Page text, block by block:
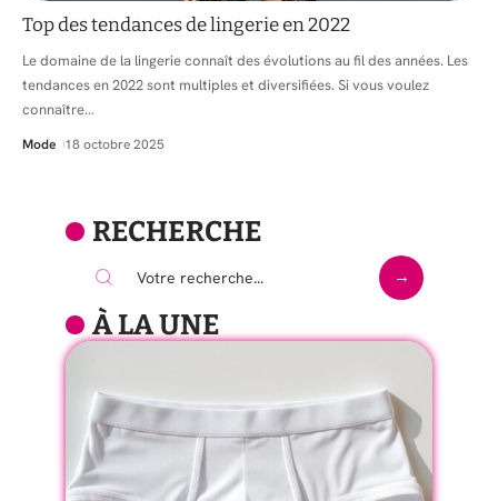
Top des tendances de lingerie en 2022
Le domaine de la lingerie connaît des évolutions au fil des années. Les
tendances en 2022 sont multiples et diversifiées. Si vous voulez
connaître…
Mode 18 octobre 2025
RECHERCHE
À LA UNE